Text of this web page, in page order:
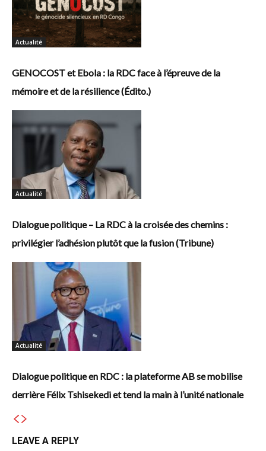
Actualité
GENOCOST et Ebola : la RDC face à l’épreuve de la
mémoire et de la résilience (Édito.)
Actualité
Dialogue politique – La RDC à la croisée des chemins :
privilégier l’adhésion plutôt que la fusion (Tribune)
Actualité
Dialogue politique en RDC : la plateforme AB se mobilise
derrière Félix Tshisekedi et tend la main à l’unité nationale
LEAVE A REPLY